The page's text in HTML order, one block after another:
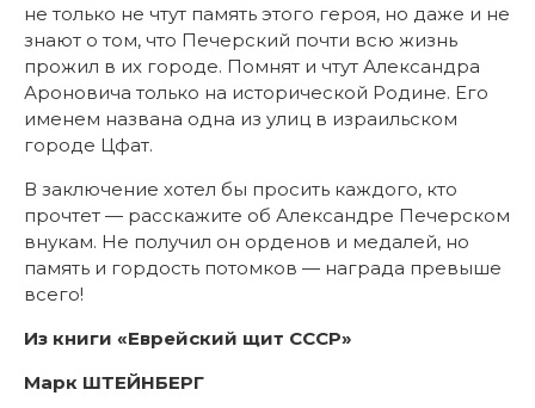
не только не чтут память этого героя, но даже и не
знают о том, что Печерский почти всю жизнь
прожил в их городе. Помнят и чтут Александра
Ароновича только на исторической Родине. Его
именем названа одна из улиц в израильском
городе Цфат.
В заключение хотел бы просить каждого, кто
прочтет — расскажите об Александре Печерском
внукам. Не получил он орденов и медалей, но
память и гордость потомков — награда превыше
всего!
Из книги «Еврейский щит СССР»
Марк ШТЕЙНБЕРГ